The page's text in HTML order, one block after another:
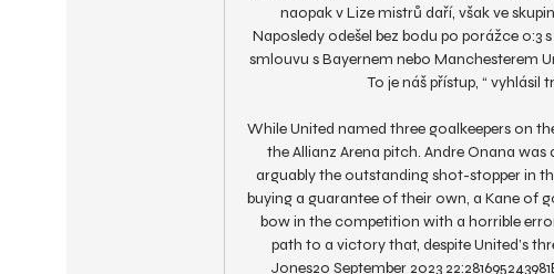
naopak v Lize mistrů daří, však ve
Naposledy odešel bez bodu po porážce 0:3
smlouvu s Bayernem nebo Manchesterem
To je náš přístup, “ vyhlásil
While United named three goalkeepers on
the Allianz Arena pitch. Andre Onana
arguably the outstanding shot-stopper in
buying a guarantee of their own, a Kane of
bow in the competition with a horrible
path to a victory that, despite United’s
Jones20 September 2023